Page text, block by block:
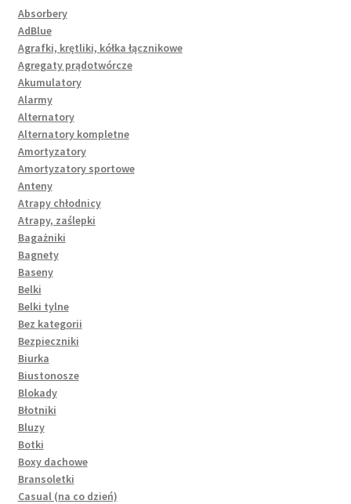
Absorbery
AdBlue
Agrafki, krętliki, kółka łącznikowe
Agregaty prądotwórcze
Akumulatory
Alarmy
Alternatory
Alternatory kompletne
Amortyzatory
Amortyzatory sportowe
Anteny
Atrapy chłodnicy
Atrapy, zaślepki
Bagażniki
Bagnety
Baseny
Belki
Belki tylne
Bez kategorii
Bezpieczniki
Biurka
Biustonosze
Blokady
Błotniki
Bluzy
Botki
Boxy dachowe
Bransoletki
Casual (na co dzień)